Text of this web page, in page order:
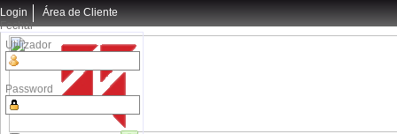
Login
Fechar
Utilizador
Password
Área de Cliente